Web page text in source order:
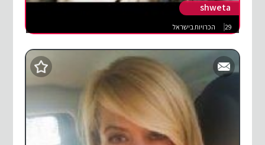
shweta
29 הכרויות בישראל